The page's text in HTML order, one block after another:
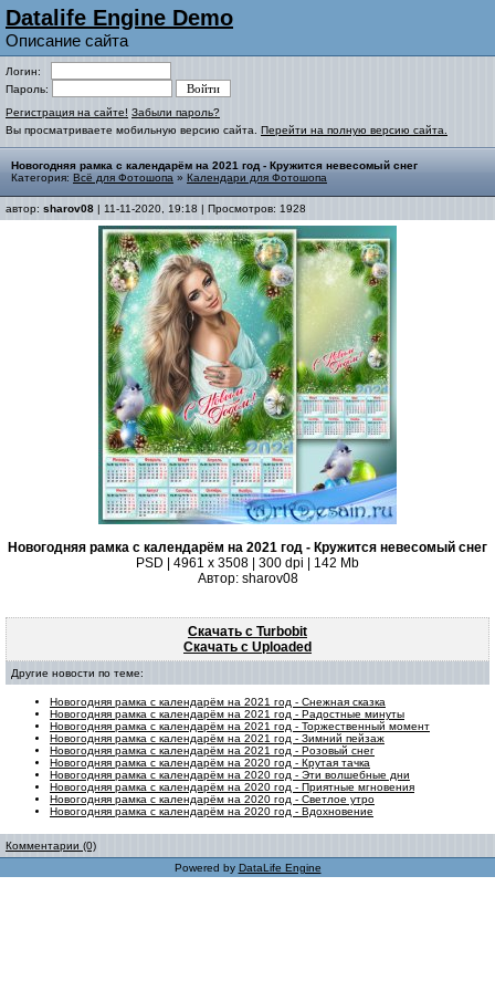
Datalife Engine Demo
Описание сайта
Логин:
Пароль:
Регистрация на сайте! Забыли пароль?
Вы просматриваете мобильную версию сайта. Перейти на полную версию сайта.
Новогодняя рамка с календарём на 2021 год - Кружится невесомый снег
Категория: Всё для Фотошопа » Календари для Фотошопа
автор: sharov08 | 11-11-2020, 19:18 | Просмотров: 1928
Новогодняя рамка с календарём на 2021 год - Кружится невесомый снег
PSD | 4961 х 3508 | 300 dpi | 142 Mb
Автор: sharov08
Скачать с Turbobit
Скачать с Uploaded
Другие новости по теме:
Новогодняя рамка с календарём на 2021 год - Снежная сказка
Новогодняя рамка с календарём на 2021 год - Радостные минуты
Новогодняя рамка с календарём на 2021 год - Торжественный момент
Новогодняя рамка с календарём на 2021 год - Зимний пейзаж
Новогодняя рамка с календарём на 2021 год - Розовый снег
Новогодняя рамка с календарём на 2020 год - Крутая тачка
Новогодняя рамка с календарём на 2020 год - Эти волшебные дни
Новогодняя рамка с календарём на 2020 год - Приятные мгновения
Новогодняя рамка с календарём на 2020 год - Светлое утро
Новогодняя рамка с календарём на 2020 год - Вдохновение
Комментарии (0)
Powered by DataLife Engine